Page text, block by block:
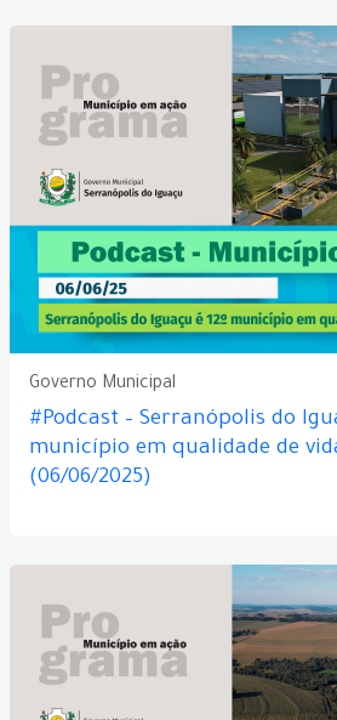
Governo Municipal
#Podcast – Serranópolis do
município em qualidade de
(06/06/2025)